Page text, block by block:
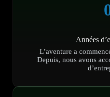
Années
L’aventure a
Depuis, nous avons